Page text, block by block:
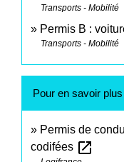
Transports - Mobilité
Permis B :
Transports - Mobilité
Pour en savoir plus
Permis de
codifées open_in_new